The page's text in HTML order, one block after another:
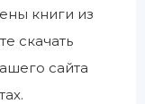
книги из
скачать
сайта